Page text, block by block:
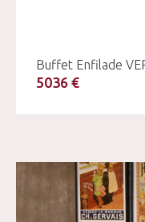
Buffet Enfilade
5036 €